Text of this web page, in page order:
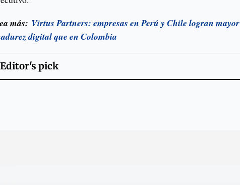
más: Virtus Partners: empresas en Perú y Chile logran mayor
digital que en Colombia
Editor's pick